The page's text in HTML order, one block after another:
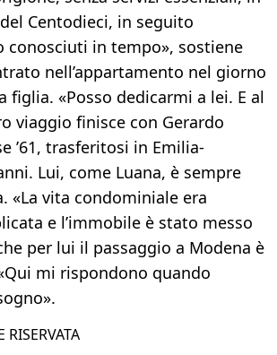
Centodieci, in seguito
conosciuti in tempo», sostiene
nell’appartamento nel giorno
figlia. «Posso dedicarmi a lei. E al
viaggio finisce con Gerardo
’61, trasferitosi in Emilia-
Lui, come Luana, è sempre
«La vita condominiale era
e l’immobile è stato messo
per lui il passaggio a Modena è
mi rispondono quando